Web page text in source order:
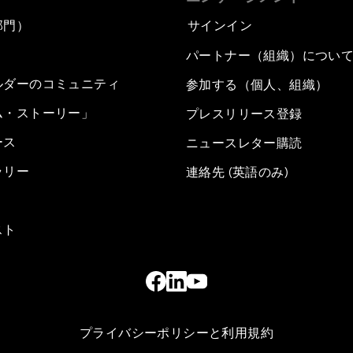
）
ーのコミュニティ
ストーリー」
リー
サインイン
パートナー（組織）につい
参加する（個人、組織）
プレスリリース登録
ニュースレター購読
連絡先 (英語のみ)
プライバシーポリシーと利用規約